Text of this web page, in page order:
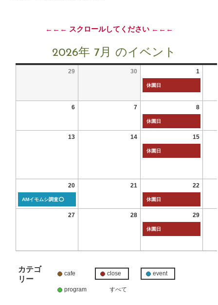
←←← スクロールしてください ←←←
2026年 7月 のイベント
29 30 1
休園日
6 7 8
休園日
13 14 15
休園日
20
AMイモムシ調査⭕
21 22
休園日
27 28 29
休園日
カテゴ
リー
cafe close event
program すべて